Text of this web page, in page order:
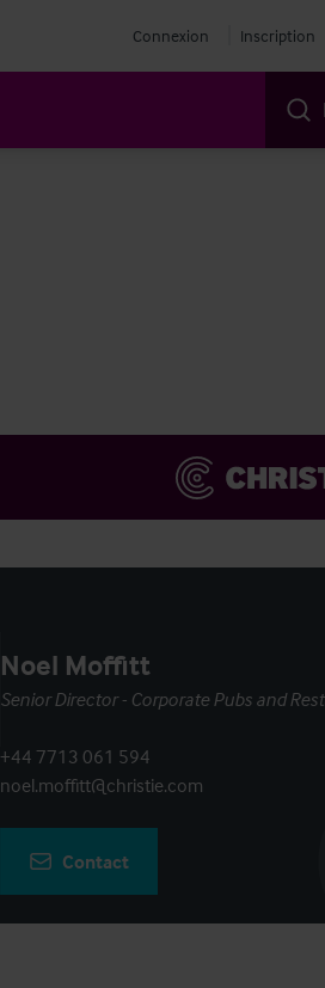
Connexion Inscription
Noel Moffitt
Senior Director - Corporate Pubs and
+44 7713 061 594
noel.moffitt@christie.com
Contact